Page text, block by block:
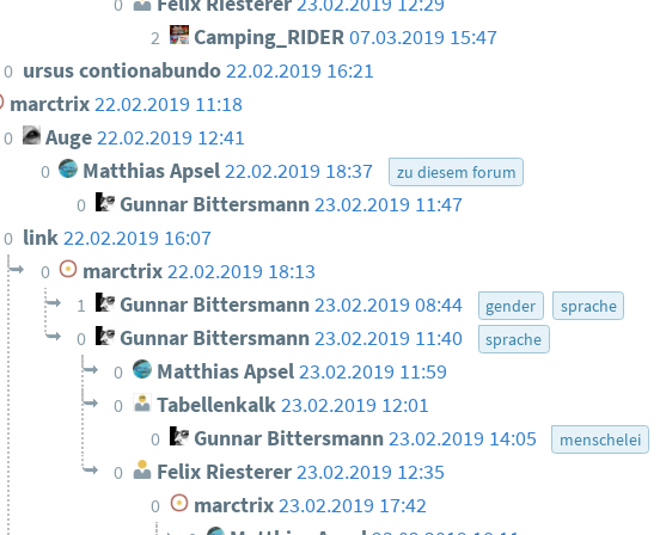
2 Camping_RIDER07.03.2019 15:47
0 ursus contionabundo22.02.2019 16:21
marctrix22.02.2019 11:18
0 Auge 22.02.2019 12:41
0 Matthias Apsel22.02.2019 18:37 zu diesem forum
0 Gunnar Bittersmann23.02.2019 11:47
0 link22.02.2019 16:07
0 marctrix22.02.2019 18:13
1 Gunnar Bittersmann23.02.2019 08:44 gender sprache
0 Gunnar Bittersmann23.02.2019 11:40 sprache
0 Matthias Apsel23.02.2019 11:59
0 Tabellenkalk23.02.2019 12:01
0 Gunnar Bittersmann23.02.2019 14:05 menschelei
0 Felix Riesterer23.02.2019 12:35
0 marctrix23.02.2019 17:42